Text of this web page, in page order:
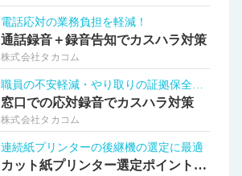
電話応対の業務負担を軽減！
通話録音＋録音告知でカスハラ対策
株式会社タカコム
窓口での応対録音でカスハラ対策
株式会社タカコム
連続紙プリンターの後継機の選定に最適
カット紙プリンター選定ポイントをご紹介